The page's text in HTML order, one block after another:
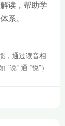
31 八上 周亚
34 八下 第十
石潭记2
读，帮助学
系。
，通过读音相
说” 通 “悦”）
、感情色彩变